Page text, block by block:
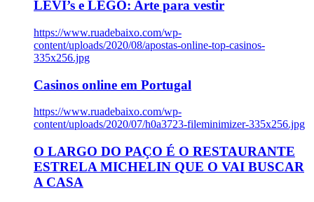
LEVI’s e LEGO: Arte para vestir
https://www.ruadebaixo.com/wp-
content/uploads/2020/08/apostas-online-top-casinos-
335x256.jpg
Casinos online em Portugal
https://www.ruadebaixo.com/wp-
content/uploads/2020/07/h0a3723-fileminimizer-335x256.jpg
O LARGO DO PAÇO É O RESTAURANTE
ESTRELA MICHELIN QUE O VAI BUSCAR
A CASA